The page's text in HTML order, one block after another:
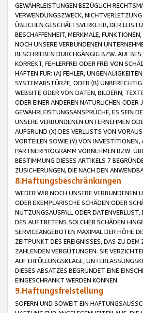
GEWÄHRLEISTUNGEN BEZÜGLICH
VERWENDUNGSZWECK,
ÜBLICHEN GESCHÄFTSVERKEHR, DER
BESCHAFFENHEIT, MERKMALE,
NOCH UNSERE VERBUNDENEN
BESCHRIEBEN DURCHGÄNGIG BZW. AUF
KORREKT, FEHLERFREI ODER FREI VON
HAFTEN FÜR: (A) FEHLER,
SYSTEMABSTÜRZE; ODER (B)
WEBSITE ODER VON DATEN, BILDERN,
ODER EINER ANDEREN NATÜRLICHEN ODER
GEWÄHRLEISTUNGSANSPRÜCHE, ES SEIN
UNSERE VERBUNDENEN UNTERNEHMEN
AUFGRUND (X) DES VERLUSTS VON
VORTEILEN SOWIE (Y) VON INVESTITIONEN,
PARTNERPROGRAMM VORNEHMEN BZW.
BESTIMMUNG DIESES ARTIKELS 7
ZUSICHERUNGEN, DIE NACH DEN
8.Haftungsbeschränkungen
WEDER WIR NOCH UNSERE VERBUNDENEN
ODER EXEMPLARISCHE SCHÄDEN ODER
NUTZUNGSAUSFALL ODER
DES AUFTRETENS SOLCHER SCHÄDEN
SERVICEANGEBOTEN MAXIMAL DER HÖHE
ZEITPUNKT DES EREIGNISSES, DAS ZU
ZAHLENDEN VERGÜTUNGEN. SIE
AUF ERFÜLLUNGSKLAGE,
DIESES ABSATZES BEGRÜNDET EINE
EINGESCHRÄNKT WERDEN KÖNNEN.
9.Haftungsfreistellung
SOFERN UND SOWEIT EIN